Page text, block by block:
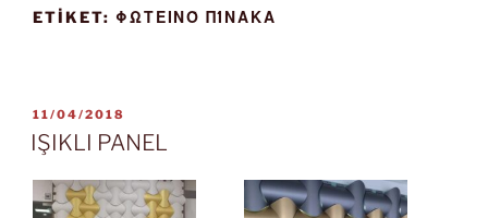
ETIKET: ΦΩΤΕΙΝΌ ΠΊΝΑΚΑ
YAYIM
TARIHI
11/04/2018
IŞIKLI PANEL